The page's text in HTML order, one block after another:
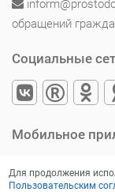
обращений
Социальные
Мобильное
Для продолжения
Пользовательским